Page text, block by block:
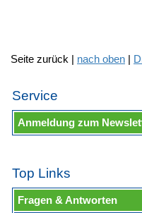
Seite zurück | nach oben |
Service
Anmeldung zum
Top Links
Fragen & Antworten